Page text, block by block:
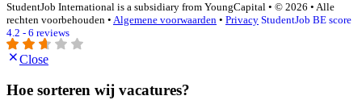
StudentJob International is a subsidiary from YoungCapital • © 2026 • Alle
rechten voorbehouden • Algemene voorwaarden • Privacy StudentJob BE score
4.2 - 6 reviews
Close
Hoe sorteren wij vacatures?